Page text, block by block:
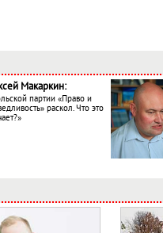
Макаркин:
партии «Право и
раскол. Что это